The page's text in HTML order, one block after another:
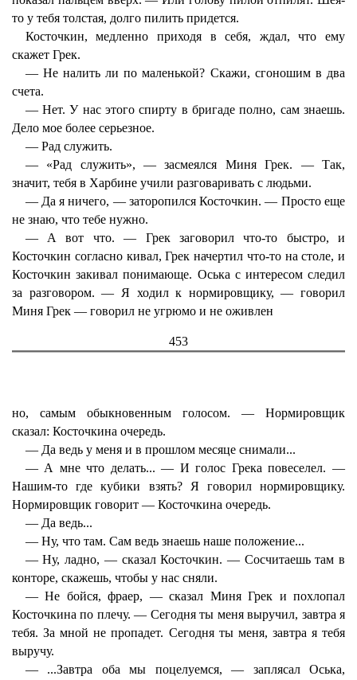
то у тебя толстая, долго пилить придется.
Косточкин, медленно приходя в себя, ждал, что ему
скажет Грек.
— Не налить ли по маленькой? Скажи, сгоношим в два
счета.
— Нет. У нас этого спирту в бригаде полно, сам знаешь.
Дело мое более серьезное.
— Рад служить.
— «Рад служить», — засмеялся Миня Грек. — Так,
значит, тебя в Харбине учили разговаривать с людьми.
— Да я ничего, — заторопился Косточкин. — Просто еще
не знаю, что тебе нужно.
— А вот что. — Грек заговорил что-то быстро, и
Косточкин согласно кивал, Грек начертил что-то на столе, и
Косточкин закивал понимающе. Оська с интересом следил
за разговором. — Я ходил к нормировщику, — говорил
Миня Грек — говорил не угрюмо и не оживлен
453
но, самым обыкновенным голосом. — Нормировщик
сказал: Косточкина очередь.
— Да ведь у меня и в прошлом месяце снимали...
— А мне что делать... — И голос Грека повеселел. —
Нашим-то где кубики взять? Я говорил нормировщику.
Нормировщик говорит — Косточкина очередь.
— Да ведь...
— Ну, что там. Сам ведь знаешь наше положение...
— Ну, ладно, — сказал Косточкин. — Сосчитаешь там в
конторе, скажешь, чтобы у нас сняли.
— Не бойся, фраер, — сказал Миня Грек и похлопал
Косточкина по плечу. — Сегодня ты меня выручил, завтра я
тебя. За мной не пропадет. Сегодня ты меня, завтра я тебя
выручу.
— ...Завтра оба мы поцелуемся, — заплясал Оська,